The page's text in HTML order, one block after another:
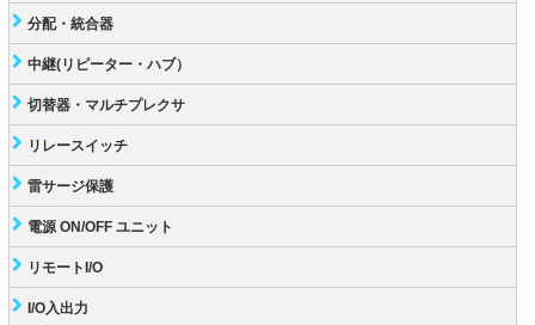
分配・統合器
中継(リピーター・ハブ）
切替器・マルチプレクサ
リレースイッチ
雷サージ保護
電源 ON/OFF ユニット
リモートI/O
I/O入出力